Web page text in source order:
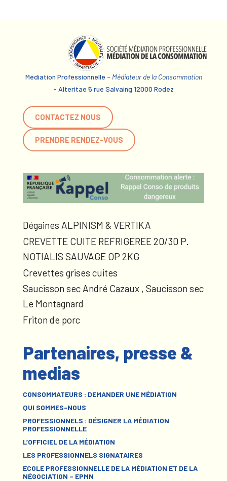
Médiation Professionnelle - Médiateur de la Consommation
- Alteritae 5 rue Salvaing 12000 Rodez
CONTACTEZ NOUS
PRENDRE RENDEZ-VOUS
Dégaines ALPINISM & VERTIKA
CREVETTE CUITE REFRIGEREE 20/30 P.
NOTIALIS SAUVAGE OP 2KG
Crevettes grises cuites
Saucisson sec André Cazaux , Saucisson sec
Le Montagnard
Friton de porc
Partenaires, presse &
medias
CONSOMMATEURS : DEMANDER UNE MÉDIATION
QUI SOMMES-NOUS
PROFESSIONNELS : DÉSIGNER LA MÉDIATION
PROFESSIONNELLE
L’OFFICIEL DE LA MÉDIATION
LES PROFESSIONNELS SIGNATAIRES
ECOLE PROFESSIONNELLE DE LA MÉDIATION ET DE LA
NÉGOCIATION – EPMN